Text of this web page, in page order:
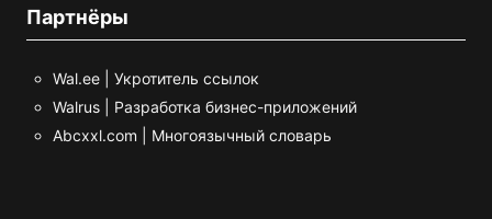
Партнёры
Wal.ee | Укротитель ссылок
Walrus | Разработка бизнес-приложений
Abcxxl.com | Многоязычный словарь